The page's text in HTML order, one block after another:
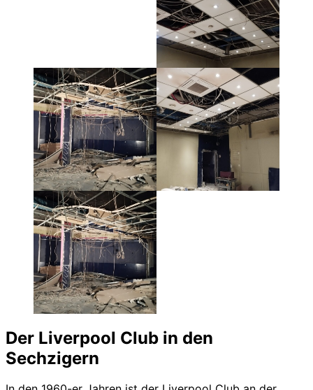
Der Liverpool Club in den
Sechzigern